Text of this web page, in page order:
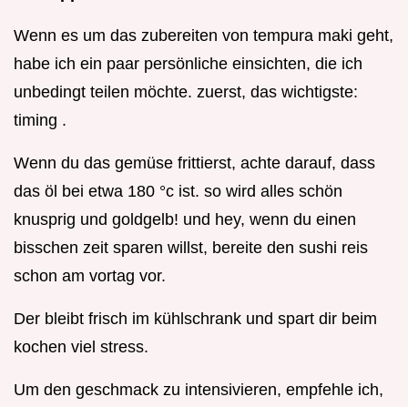
Wenn es um das zubereiten von tempura maki geht,
habe ich ein paar persönliche einsichten, die ich
unbedingt teilen möchte. zuerst, das wichtigste:
timing .
Wenn du das gemüse frittierst, achte darauf, dass
das öl bei etwa 180 °c ist. so wird alles schön
knusprig und goldgelb! und hey, wenn du einen
bisschen zeit sparen willst, bereite den sushi reis
schon am vortag vor.
Der bleibt frisch im kühlschrank und spart dir beim
kochen viel stress.
Um den geschmack zu intensivieren, empfehle ich,